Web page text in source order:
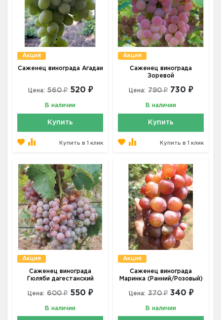
Акция
Саженец винограда Агадаи
Цена: 560 ₽ 520 ₽
В наличии
Купить
Купить в 1 клик
Акция
Саженец винограда
Зоревой
Цена: 790 ₽ 730 ₽
В наличии
Купить
Купить в 1 клик
Акция
Саженец винограда
Гюляби дагестанский
Цена: 600 ₽ 550 ₽
В наличии
Акция
Саженец винограда
Маринка (Ранний/Розовый)
Цена: 370 ₽ 340 ₽
В наличии